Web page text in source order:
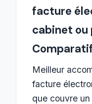
facture
cabinet ou
Meilleur
facture
que couvre